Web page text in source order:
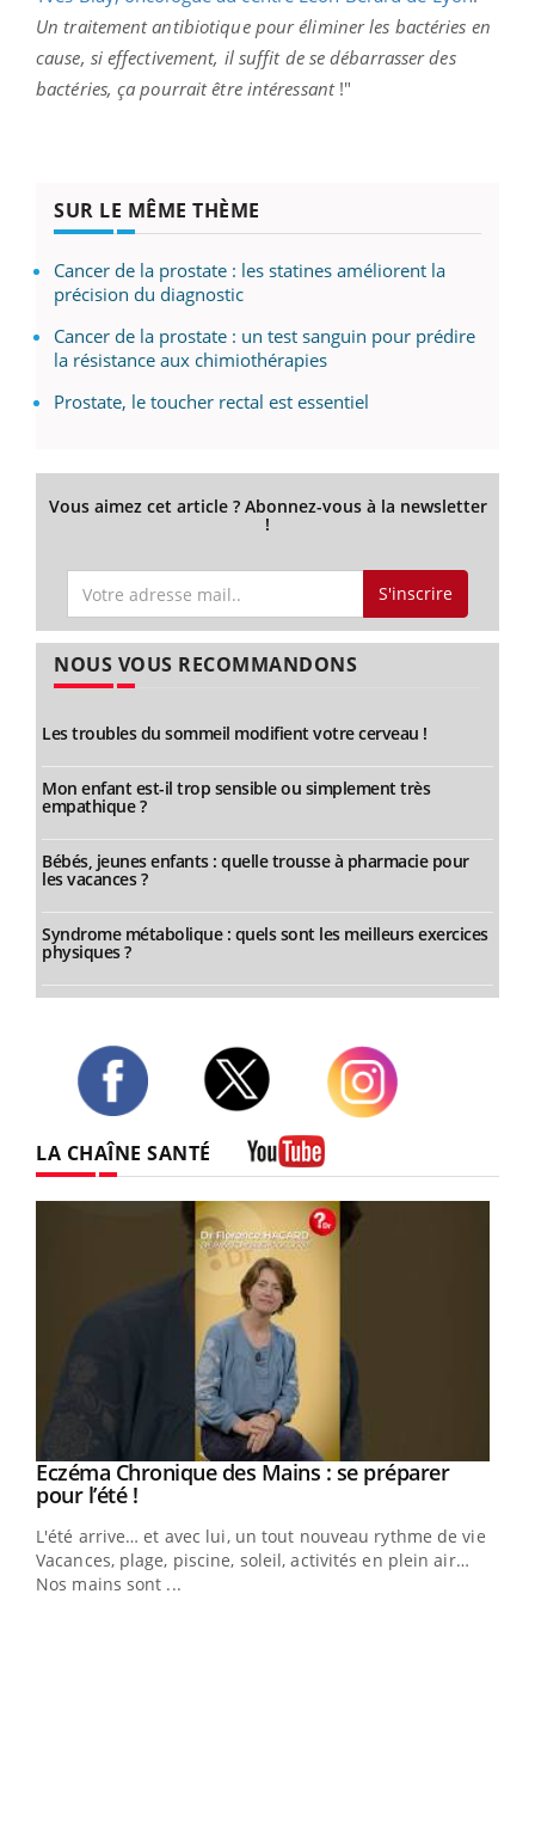
Un traitement antibiotique pour éliminer les bactéries en
cause, si effectivement, il suffit de se débarrasser des
bactéries, ça pourrait être intéressant!"
SUR LE MÊME THÈME
Cancer de la prostate : les statines améliorent la
précision du diagnostic
Cancer de la prostate : un test sanguin pour prédire
la résistance aux chimiothérapies
Prostate, le toucher rectal est essentiel
Vous aimez cet article ? Abonnez-vous à la newsletter
!
S'inscrire
NOUS VOUS RECOMMANDONS
Les troubles du sommeil modifient votre cerveau !
Mon enfant est-il trop sensible ou simplement très
empathique ?
Bébés, jeunes enfants : quelle trousse à pharmacie pour
les vacances ?
Syndrome métabolique : quels sont les meilleurs exercices
physiques ?
LA CHAÎNE SANTÉ
Youtube
Eczéma Chronique des Mains : se préparer
pour l’été !Youtube
L'été arrive… et avec lui, un tout nouveau rythme de vie !
Vacances, plage, piscine, soleil, activités en plein air…
Nos mains sont ...